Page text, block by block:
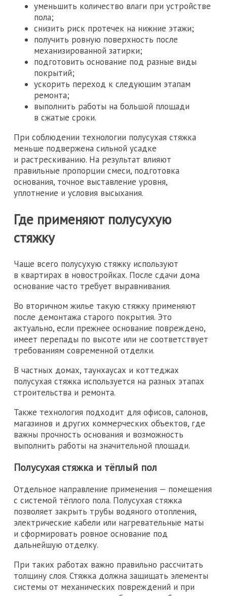
уменьшить количество влаги при устройстве
пола;
снизить риск протечек на нижние этажи;
получить ровную поверхность после
механизированной затирки;
подготовить основание под разные виды
покрытий;
ускорить переход к следующим этапам
ремонта;
выполнить работы на большой площади
в сжатые сроки.
При соблюдении технологии полусухая стяжка
меньше подвержена сильной усадке
и растрескиванию. На результат влияют
правильные пропорции смеси, подготовка
основания, точное выставление уровня,
уплотнение и условия высыхания.
Где применяют полусухую
стяжку
Чаще всего полусухую стяжку используют
в квартирах в новостройках. После сдачи дома
основание часто требует выравнивания.
Во вторичном жилье такую стяжку применяют
после демонтажа старого покрытия. Это
актуально, если прежнее основание повреждено,
имеет перепады по высоте или не соответствует
требованиям современной отделки.
В частных домах, таунхаусах и коттеджах
полусухая стяжка используется на разных этапах
строительства и ремонта.
Также технология подходит для офисов, салонов,
магазинов и других коммерческих объектов, где
важны прочность основания и возможность
выполнить работы на значительной площади.
Полусухая стяжка и тёплый пол
Отдельное направление применения — помещения
с системой тёплого пола. Полусухая стяжка
позволяет закрыть трубы водяного отопления,
электрические кабели или нагревательные маты
и сформировать ровное основание под
дальнейшую отделку.
При таких работах важно правильно рассчитать
толщину слоя. Стяжка должна защищать элементы
системы от механических повреждений и при